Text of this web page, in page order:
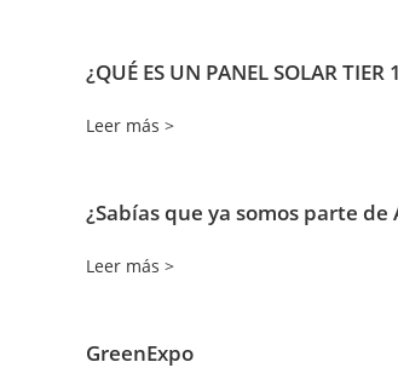
¿QUÉ ES UN PANEL SOLAR TIER
Leer más >
¿Sabías que ya somos parte de
Leer más >
GreenExpo